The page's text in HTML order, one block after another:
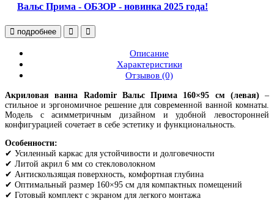
Вальс Прима - ОБЗОР - новинка 2025 года!
подробнее
Описание
Характеристики
Отзывов (0)
Акриловая ванна Radomir Вальс Прима 160×95 см (левая) –
стильное и эргономичное решение для современной ванной комнаты.
Модель с асимметричным дизайном и удобной левосторонней
конфигурацией сочетает в себе эстетику и функциональность.
Особенности:
✔ Усиленный каркас для устойчивости и долговечности
✔ Литой акрил 6 мм со стекловолокном
✔ Антискользящая поверхность, комфортная глубина
✔ Оптимальный размер 160×95 см для компактных помещений
✔ Готовый комплект с экраном для легкого монтажа